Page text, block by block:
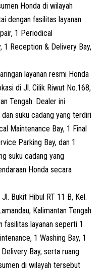
Honda di wilayah
dengan fasilitas layanan
1 Periodical
1 Reception & Delivery Bay,
layanan resmi Honda
di Jl. Cilik Riwut No.168,
Tengah. Dealer ini
suku cadang yang terdiri
Maintenance Bay, 1 Final
Parking Bay, dan 1
suku cadang yang
Honda secara
Bukit Hibul RT 11 B, Kel.
Kalimantan Tengah.
fasilitas layanan seperti 1
1 Washing Bay, 1
Bay, serta ruang
di wilayah tersebut